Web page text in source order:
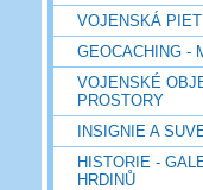
VOJENSKÁ
GEOCACHING -
VOJENSKÉ
PROSTORY
INSIGNIE A
HISTORIE -
HRDINŮ